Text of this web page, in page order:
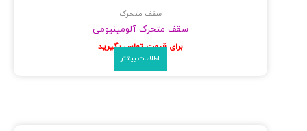
سقف متحرک
سقف متحرک آلومینیومی
برای قیمت تماس بگیرید
اطلاعات بیشتر